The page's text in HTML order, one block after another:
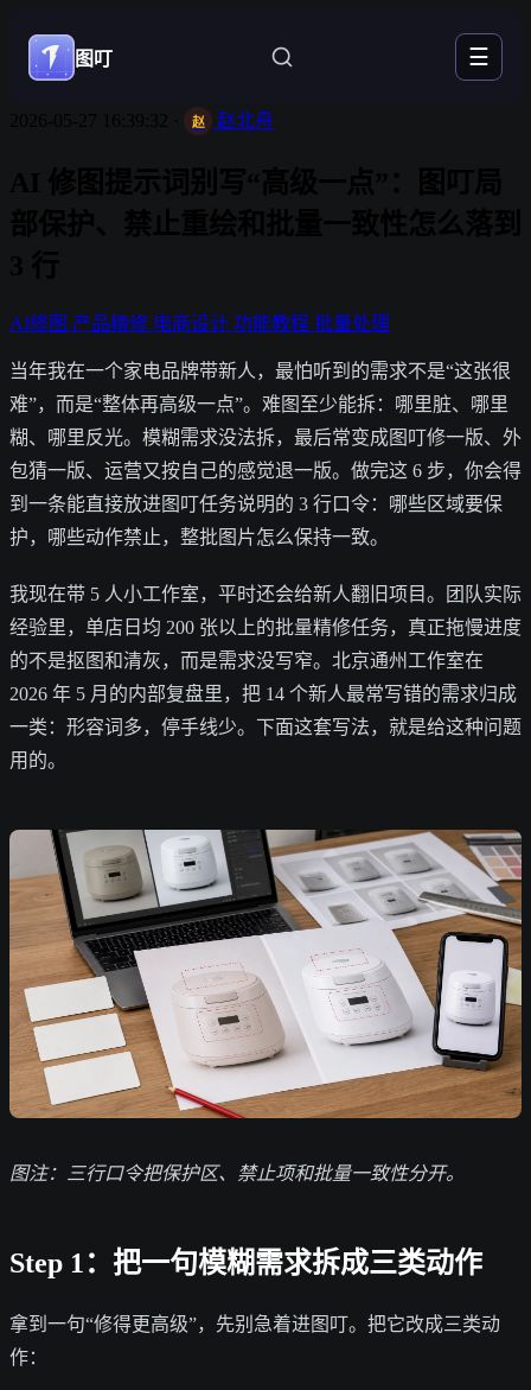
图叮 ☰
赵 赵北舟
AI修图 产品精修 电商设计 功能教程 批量处理
当年我在一个家电品牌带新人，最怕听到的需求不是“这张很
难”，而是“整体再高级一点”。难图至少能拆：哪里脏、哪里
糊、哪里反光。模糊需求没法拆，最后常变成图叮修一版、外
包猜一版、运营又按自己的感觉退一版。做完这 6 步，你会得
到一条能直接放进图叮任务说明的 3 行口令：哪些区域要保
护，哪些动作禁止，整批图片怎么保持一致。
我现在带 5 人小工作室，平时还会给新人翻旧项目。团队实际
经验里，单店日均 200 张以上的批量精修任务，真正拖慢进度
的不是抠图和清灰，而是需求没写窄。北京通州工作室在
2026 年 5 月的内部复盘里，把 14 个新人最常写错的需求归成
一类：形容词多，停手线少。下面这套写法，就是给这种问题
用的。
图注：三行口令把保护区、禁止项和批量一致性分开。
Step 1：把一句模糊需求拆成三类动作
拿到一句“修得更高级”，先别急着进图叮。把它改成三类动
作：